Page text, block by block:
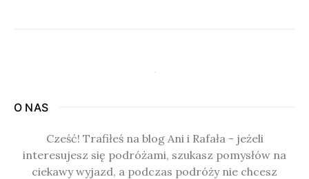
O NAS
Cześć! Trafiłeś na blog Ani i Rafała - jeżeli
interesujesz się podróżami, szukasz pomysłów na
ciekawy wyjazd, a podczas podróży nie chcesz